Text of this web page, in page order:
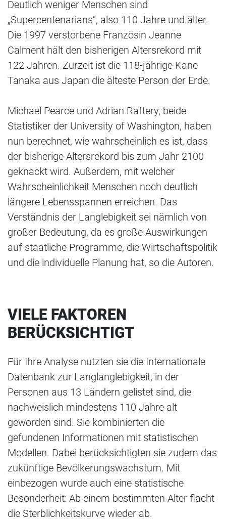
Deutlich weniger Menschen sind
„Supercentenarians“, also 110 Jahre und älter.
Die 1997 verstorbene Französin Jeanne
Calment hält den bisherigen Altersrekord mit
122 Jahren. Zurzeit ist die 118-jährige Kane
Tanaka aus Japan die älteste Person der Erde.
Michael Pearce und Adrian Raftery, beide
Statistiker der University of Washington, haben
nun berechnet, wie wahrscheinlich es ist, dass
der bisherige Altersrekord bis zum Jahr 2100
geknackt wird. Außerdem, mit welcher
Wahrscheinlichkeit Menschen noch deutlich
längere Lebensspannen erreichen. Das
Verständnis der Langlebigkeit sei nämlich von
großer Bedeutung, da es große Auswirkungen
auf staatliche Programme, die Wirtschaftspolitik
und die individuelle Planung hat, so die Autoren.
VIELE FAKTOREN
BERÜCKSICHTIGT
Für Ihre Analyse nutzten sie die Internationale
Datenbank zur Langlanglebigkeit, in der
Personen aus 13 Ländern gelistet sind, die
nachweislich mindestens 110 Jahre alt
geworden sind. Sie kombinierten die
gefundenen Informationen mit statistischen
Modellen. Dabei berücksichtigten sie zudem das
zukünftige Bevölkerungswachstum. Mit
einbezogen wurde auch eine statistische
Besonderheit: Ab einem bestimmten Alter flacht
die Sterblichkeitskurve wieder ab.